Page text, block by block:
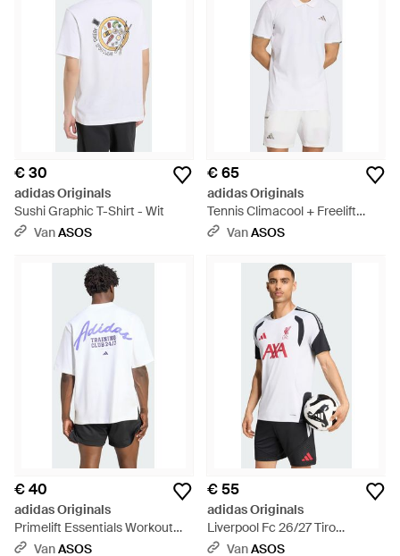
€ 30
adidas Originals
Sushi Graphic T-Shirt - Wit
VanASOS
€ 65
adidas Originals
Tennis Climacool + Freelift
Poloshirt Pro - Wit
VanASOS
€ 40
adidas Originals
Primelift Essentials Workout
Graphics Tee - Wit
VanASOS
€ 55
adidas Originals
Liverpool Fc 26/27 Tiro
Trainingsshirt - Wit
VanASOS